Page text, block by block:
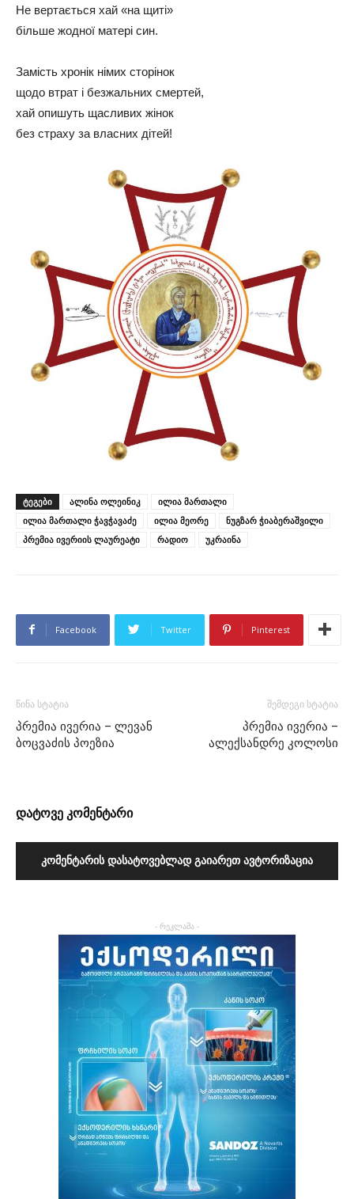
Не вертається хай «на щиті»
більше жодної матері син.
Замість хронік німих сторінок
щодо втрат і безжальних смертей,
хай опишуть щасливих жінок
без страху за власних дітей!
ᲢᲔᲒᲔᲑᲘ ალინა ოლეინიკ
ილია მართალი
ილია მართალი ჭავჭავაძე
ილია მეორე
ნუგზარ ჭიაბერაშვილი
პრემია ივერიის ლაურეატი
რადიო უკრაინა
Facebook Twitter Pinterest
წინა სტატია
პრემია ივერია – ლევან
ბოცვაძის პოეზია
შემდეგი სტატია
პრემია ივერია –
ალექსანდრე კოლოსი
დატოვე კომენტარი
ᲙᲝᲛᲔᲜᲢᲐᲠᲘᲡ ᲓᲐᲡᲐᲢᲝᲕᲔᲑᲚᲐᲓ ᲒᲐᲘᲐᲠᲔᲗ ᲐᲕᲢᲝᲠᲘᲖᲐᲪᲘᲐ
- რეკლამა -